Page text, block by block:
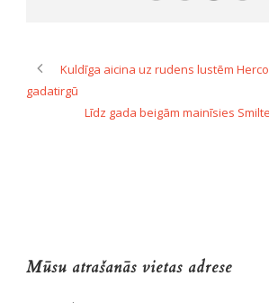
Kuldīga aicina uz rudens lustēm
gadatirgū
Līdz gada beigām mainīsies
Mūsu atrašanās vietas adrese